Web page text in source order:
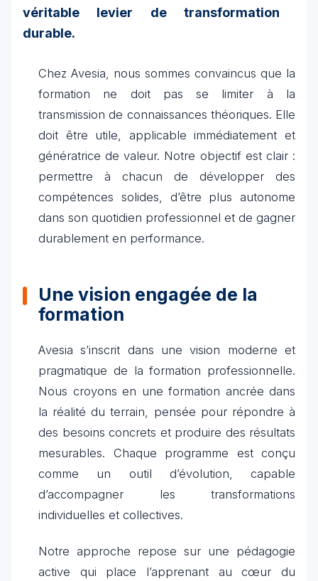
véritable levier de transformation
durable.
Chez Avesia, nous sommes convaincus que la
formation ne doit pas se limiter à la
transmission de connaissances théoriques. Elle
doit être utile, applicable immédiatement et
génératrice de valeur. Notre objectif est clair :
permettre à chacun de développer des
compétences solides, d’être plus autonome
dans son quotidien professionnel et de gagner
durablement en performance.
Une vision engagée de la
formation
Avesia s’inscrit dans une vision moderne et
pragmatique de la formation professionnelle.
Nous croyons en une formation ancrée dans
la réalité du terrain, pensée pour répondre à
des besoins concrets et produire des résultats
mesurables. Chaque programme est conçu
comme un outil d’évolution, capable
d’accompagner les transformations
individuelles et collectives.
Notre approche repose sur une pédagogie
active qui place l’apprenant au cœur du